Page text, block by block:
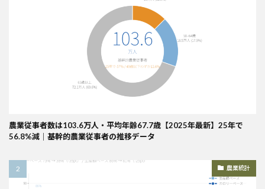
農業従事者数は103.6万人・平均年齢67.7歳【2025年最新】25年で
56.8%減｜基幹的農業従事者の推移データ
農業統計